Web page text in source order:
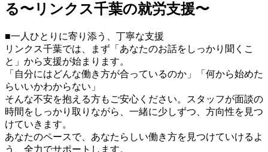
る〜リンクス千葉の就労支援〜
■一人ひとりに寄り添う、丁寧な支援
リンクス千葉では、まず「あなたのお話をしっかり聞くこ
と」から支援が始まります。
「自分にはどんな働き方が合っているのか」「何から始めた
らいいかわからない」
そんな不安を抱える方もご安心ください。スタッフが面談の
時間をしっかり取りながら、一緒に少しずつ、方向性を見つ
けていきます。
あなたのペースで、あなたらしい働き方を見つけていけるよ
う、全力でサポートします。